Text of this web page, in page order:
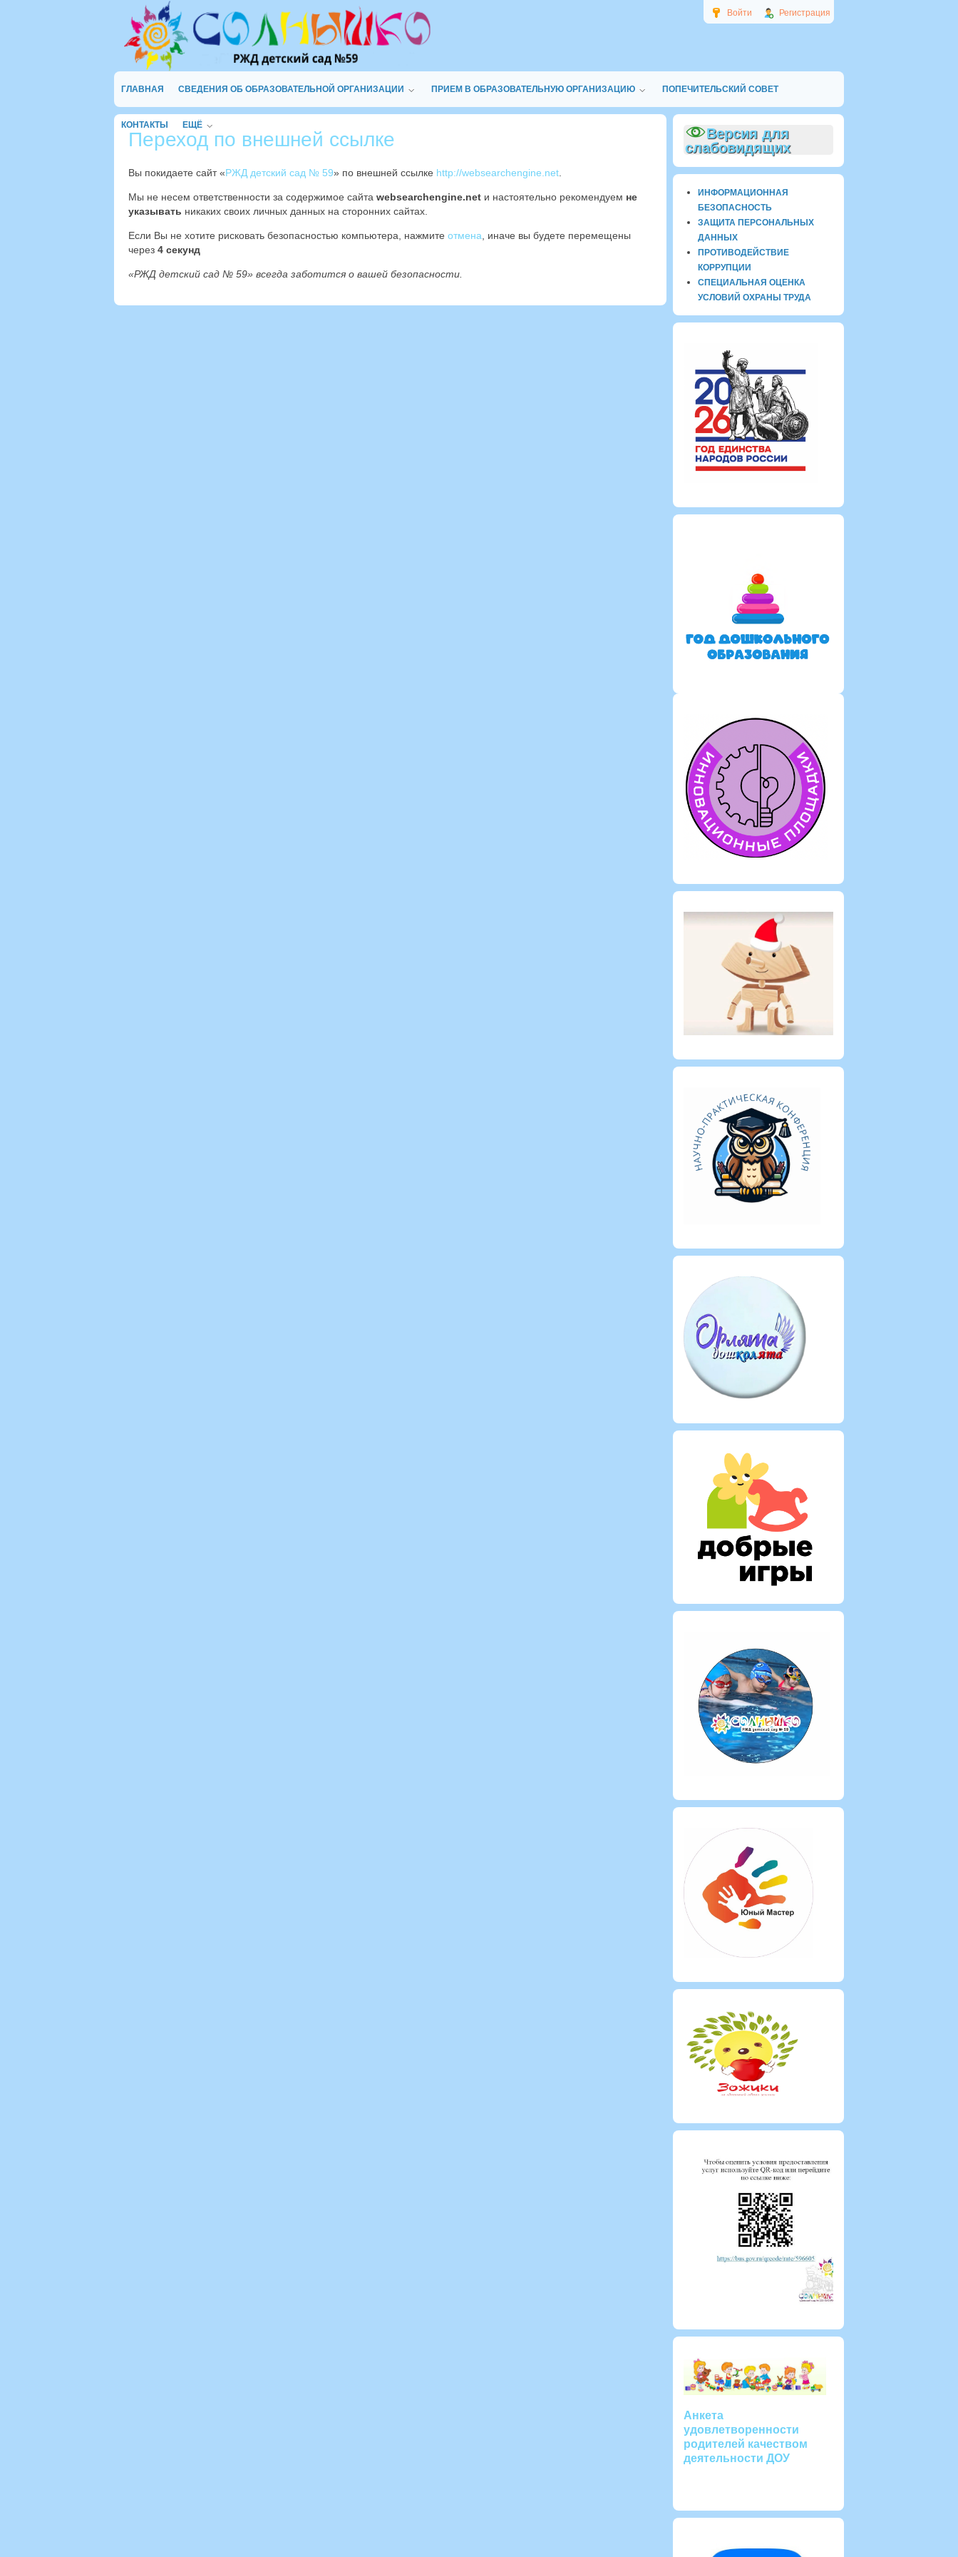
Войти Регистрация
ГЛАВНАЯ СВЕДЕНИЯ ОБ ОБРАЗОВАТЕЛЬНОЙ ОРГАНИЗАЦИИ ПРИЕМ В ОБРАЗОВАТЕЛЬНУЮ ОРГАНИЗАЦИЮ ПОПЕЧИТЕЛЬСКИЙ СОВЕТ
КОНТАКТЫ ЕЩЁ
Переход по внешней ссылке
Вы покидаете сайт «РЖД детский сад № 59» по внешней ссылке http://websearchengine.net
Мы не несем ответственности за содержимое сайта websearchengine.net и настоятельно рекомендуем не
указывать никаких своих личных данных на сторонних сайтах.
Если Вы не хотите рисковать безопасностью компьютера, нажмите отмена , иначе вы будете перемещены
через 4 секунд
«РЖД детский сад № 59» всегда заботится о вашей безопасности.
Версия для
слабовидящих
ИНФОРМАЦИОННАЯ
БЕЗОПАСНОСТЬ
ЗАЩИТА ПЕРСОНАЛЬНЫХ
ДАННЫХ
ПРОТИВОДЕЙСТВИЕ
КОРРУПЦИИ
СПЕЦИАЛЬНАЯ ОЦЕНКА
УСЛОВИЙ ОХРАНЫ ТРУДА
Анкета
удовлетворенности
родителей качеством
деятельности ДОУ